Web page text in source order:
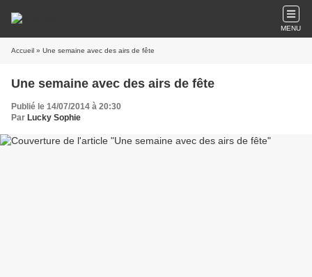
MENU
Accueil » Une semaine avec des airs de fête
Une semaine avec des airs de fête
Publié le 14/07/2014 à 20:30
Par Lucky Sophie